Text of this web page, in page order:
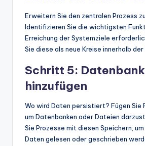
Erweitern Sie den zentralen Prozess
Identifizieren Sie die wichtigsten
Erreichung der Systemziele
Sie diese als neue Kreise innerhalb der
Schritt 5:
hinzufügen
Wo wird Daten persistiert? Fügen Sie
um Datenbanken oder Dateien
Sie Prozesse mit diesen Speichern,
Daten gelesen oder geschrieben